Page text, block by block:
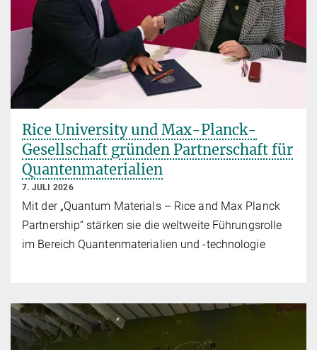
Rice University und Max-Planck-
Gesellschaft gründen Partnerschaft für
Quantenmaterialien
7. JULI 2026
Mit der „Quantum Materials – Rice and Max Planck
Partnership“ stärken sie die weltweite Führungsrolle
im Bereich Quantenmaterialien und -technologie